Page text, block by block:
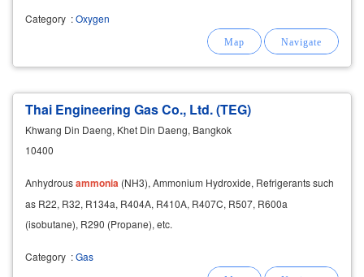
ammonia
anhydrous nh3 gas used in
Category :Oxygen
Thai Engineering Gas Co., Ltd. (TEG)
Khwang Din Daeng, Khet Din Daeng, Bangkok
10400
Anhydrousammonia (NH3), Ammonium Hydroxide, Refrigerants such
as R22, R32, R134a, R404A, R410A, R407C, R507, R600a
(isobutane), R290 (Propane), etc.
Category :Gas